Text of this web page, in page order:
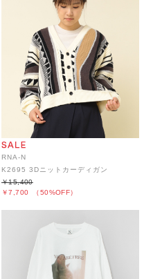
RNA-N
K2695 3Dニットカーディガン
￥7,700 （50%OFF）
￥15,400